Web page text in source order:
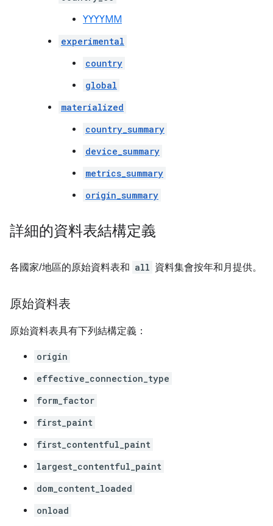
YYYYMM
experimental
country
global
materialized
country_summary
device_summary
metrics_summary
origin_summary
詳細的資料表結構定義
各國家/地區的原始資料表和 all 資料集會按年和月提供。
原始資料表
原始資料表具有下列結構定義：
origin
effective_connection_type
form_factor
first_paint
first_contentful_paint
largest_contentful_paint
dom_content_loaded
onload